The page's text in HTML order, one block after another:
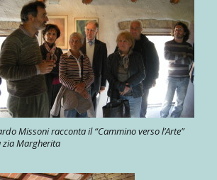
Missoni racconta il “Cammino verso l’Arte”
zia Margherita